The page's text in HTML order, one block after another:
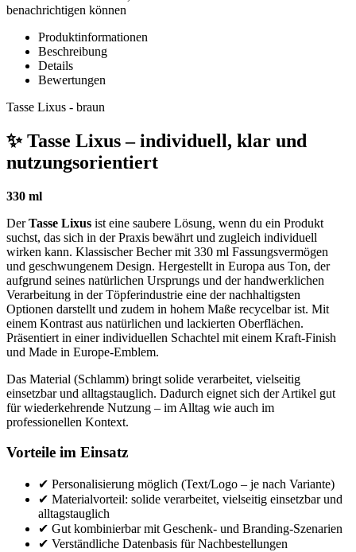
benachrichtigen können
Produktinformationen
Beschreibung
Details
Bewertungen
Tasse Lixus - braun
✨ Tasse Lixus – individuell, klar und
nutzungsorientiert
330 ml
DerTasse Lixus ist eine saubere Lösung, wenn du ein Produkt
suchst, das sich in der Praxis bewährt und zugleich individuell
wirken kann. Klassischer Becher mit 330 ml Fassungsvermögen
und geschwungenem Design. Hergestellt in Europa aus Ton, der
aufgrund seines natürlichen Ursprungs und der handwerklichen
Verarbeitung in der Töpferindustrie eine der nachhaltigsten
Optionen darstellt und zudem in hohem Maße recycelbar ist. Mit
einem Kontrast aus natürlichen und lackierten Oberflächen.
Präsentiert in einer individuellen Schachtel mit einem Kraft-Finish
und Made in Europe-Emblem.
Das Material (Schlamm) bringt solide verarbeitet, vielseitig
einsetzbar und alltagstauglich. Dadurch eignet sich der Artikel gut
für wiederkehrende Nutzung – im Alltag wie auch im
professionellen Kontext.
Vorteile im Einsatz
✔ Personalisierung möglich (Text/Logo – je nach Variante)
✔ Materialvorteil: solide verarbeitet, vielseitig einsetzbar und
alltagstauglich
✔ Gut kombinierbar mit Geschenk- und Branding-Szenarien
✔ Verständliche Datenbasis für Nachbestellungen